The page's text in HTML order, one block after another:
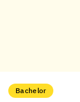
Bachelor